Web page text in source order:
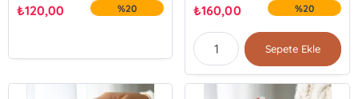
₺120,00 %20 ₺160,00 %20
Sepete Ekle